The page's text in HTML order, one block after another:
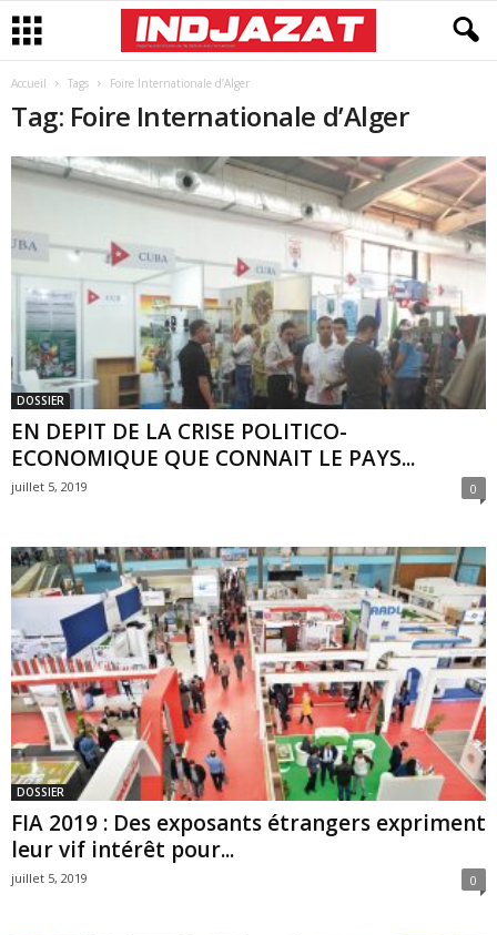
Accueil Tags Foire Internationale d’Alger
Tag: Foire Internationale d’Alger
DOSSIER
EN DEPIT DE LA CRISE POLITICO-
ECONOMIQUE QUE CONNAIT LE PAYS...
juillet 5, 2019 0
DOSSIER
FIA 2019 : Des exposants étrangers expriment
leur vif intérêt pour...
juillet 5, 2019 0